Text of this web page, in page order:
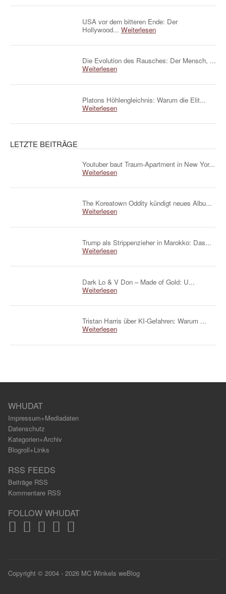
USA vor dem bitteren Ende: Der
Hollywood... Weiterlesen
Die Evolution des Rausches: Der Mensch, ...
Weiterlesen
Platons Höhlengleichnis: Warum die Elit...
Weiterlesen
LETZTE BEITRÄGE
Youtuber baut Traum-Apartment in New Yor...
Weiterlesen
The Koreatown Oddity kündigt neues Albu...
Weiterlesen
Trump als Strippenzieher in Marokko: Das...
Weiterlesen
Dark Lo & V Don – Made of Gold: U...
Weiterlesen
Tristan Harris über KI-Gefahren: Warum ...
Weiterlesen
WHUDAT
Impressum+Mediadaten
Datenschutz
Kategorien+Archiv
Blogroll+Links
RSS FEEDS
Beiträge RSS
Kommentare RSS
FOLLOW WHUDAT
Copyright © 2004 - 2026 MC Winkels weBlog